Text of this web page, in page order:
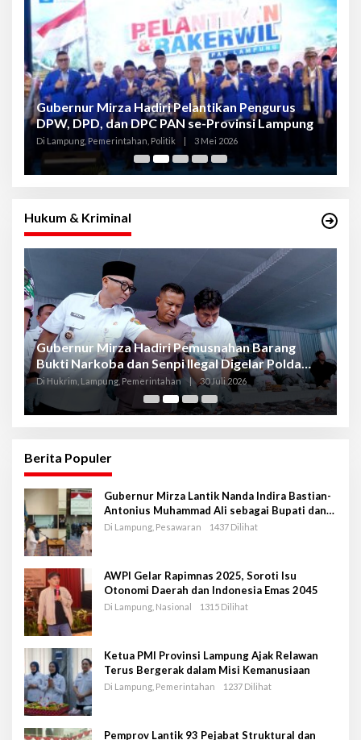
Gubernur Mirza Hadiri Pelantikan Pengurus
DPW, DPD, dan DPC PAN se-Provinsi Lampung
Di Lampung, Pemerintahan, Politik 3 Mei 2026
Hukum & Kriminal
Gubernur Mirza Hadiri Pemusnahan Barang
Bukti Narkoba dan Senpi Ilegal Digelar Polda
Lampung
Di Hukrim, Lampung, Pemerintahan 30 Juli 2026
Berita Populer
Gubernur Mirza Lantik Nanda Indira Bastian-
Antonius Muhammad Ali sebagai Bupati dan
Wakil Bupati Pesawaran Periode 2025-2030
Di Lampung, Pesawaran 1437 Dilihat
AWPI Gelar Rapimnas 2025, Soroti Isu
Otonomi Daerah dan Indonesia Emas 2045
Di Lampung, Nasional 1315 Dilihat
Ketua PMI Provinsi Lampung Ajak Relawan
Terus Bergerak dalam Misi Kemanusiaan
Di Lampung, Pemerintahan 1237 Dilihat
Pemprov Lantik 93 Pejabat Struktural dan